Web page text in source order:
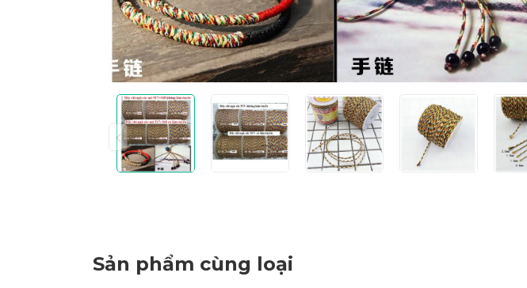
Sản phẩm cùng loại